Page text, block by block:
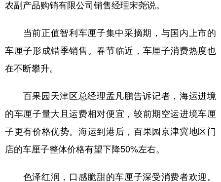
农副产品购销有限公司销售经理宋尧说。
当前正值智利车厘子集中采摘期，与国内上市的
车厘子形成错季销售。春节临近，车厘子消费热度也
在不断攀升。
百果园天津区总经理孟凡鹏告诉记者，海运进境
的车厘子量大且运费相对便宜，较前期空运进境车厘
子更有价格优势。海运到港后，百果园京津冀地区门
店的车厘子整体价格有望下降50%左右。
色泽红润，口感脆甜的车厘子深受消费者欢迎。